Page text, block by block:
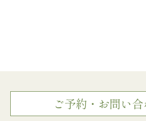
ご予約・お問い